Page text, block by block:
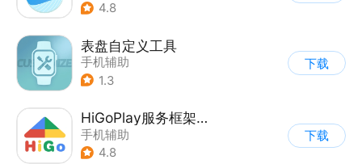
4.8
表盘自定义工具
手机辅助
1.3
下载
HiGoPlay服务框架安装器
手机辅助
4.8
下载